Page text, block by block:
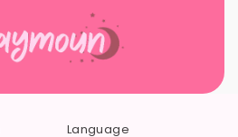
Language